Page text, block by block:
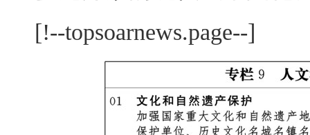
[!--topsoarnews.page--]